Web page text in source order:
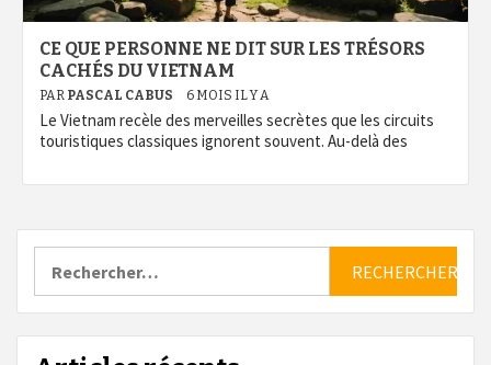
CE QUE PERSONNE NE DIT SUR LES TRÉSORS
CACHÉS DU VIETNAM
PAR PASCAL CABUS 6 MOIS IL Y A
Le Vietnam recèle des merveilles secrètes que les circuits
touristiques classiques ignorent souvent. Au-delà des